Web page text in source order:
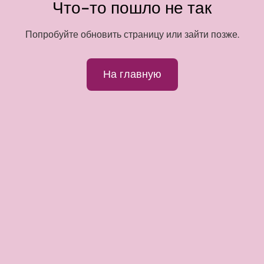
Что-то пошло не так
Попробуйте обновить страницу или зайти позже.
На главную